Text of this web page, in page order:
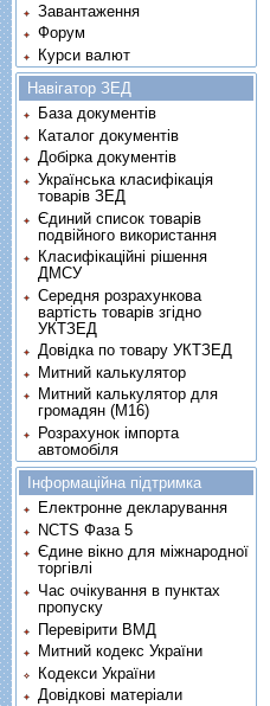
Завантаження
Форум
Курси валют
Навігатор ЗЕД
База документів
Каталог документів
Добірка документів
Українська класифікація
товарів ЗЕД
Єдиний список товарів
подвійного використання
Класифікаційні рішення
ДМСУ
Середня розрахункова
вартість товарів згідно
УКТЗЕД
Довідка по товару УКТЗЕД
Митний калькулятор
Митний калькулятор для
громадян (М16)
Розрахунок імпорта
автомобіля
Інформаційна підтримка
Електронне декларування
NCTS Фаза 5
Єдине вікно для міжнародної
торгівлі
Час очікування в пунктах
пропуску
Перевірити ВМД
Митний кодекс України
Кодекси України
Довідкові матеріали